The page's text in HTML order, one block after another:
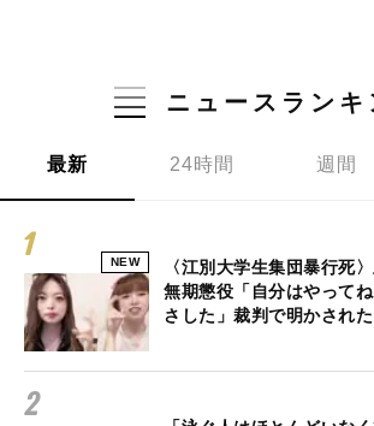
ニュースランキ
最新 24時間 週間
NEW
〈江別大学生集団暴行死
無期懲役「自分はやって
さした」裁判で明かされ